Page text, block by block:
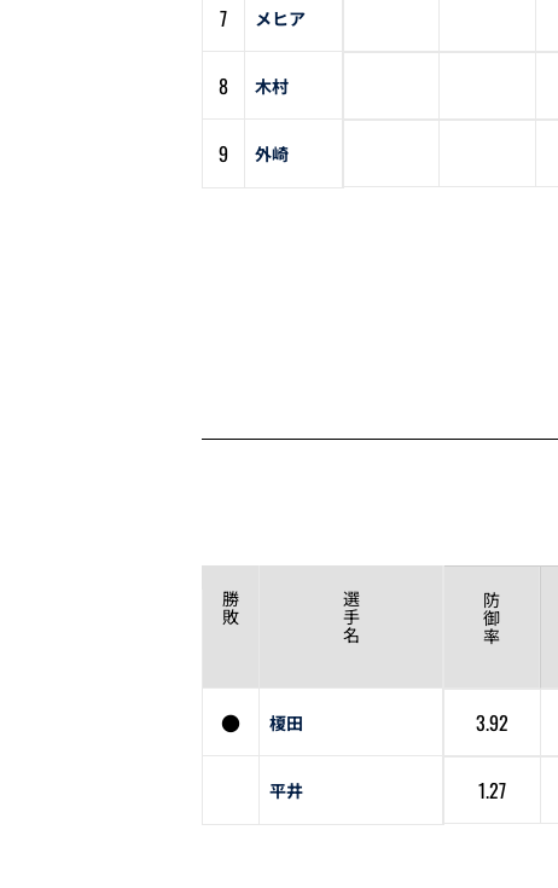
7 メヒア
8 木村
9 外崎
勝
敗
選
手
名
防
御
率
● 榎田 3.92
平井 1.27